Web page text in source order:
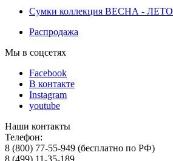
Сумки коллекция ВЕСНА - ЛЕТО
Распродажа
Мы в соцсетях
Facebook
В контакте
Instagram
youtube
Наши контакты
Телефон:
8 (800) 77-55-949 (бесплатно по РФ)
8 (499) 11-35-189